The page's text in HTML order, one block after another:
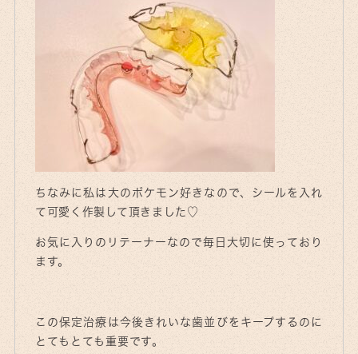
ちなみに私は大のポケモン好きなので、シールを入れ
て可愛く作製して頂きました♡
お気に入りのリテーナーなので毎日大切に使っており
ます。
この保定治療は今後きれいな歯並びをキープするのに
とてもとても重要です。